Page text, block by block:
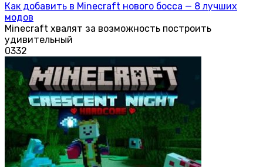
Как добавить в Minecraft нового босса — 8 лучших
модов
Minecraft хвалят за возможность построить
удивительный
0332